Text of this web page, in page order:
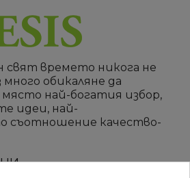
свят времето никога не
обикаляне да
най-богатия избор,
идеи, най-
съотношение качество-